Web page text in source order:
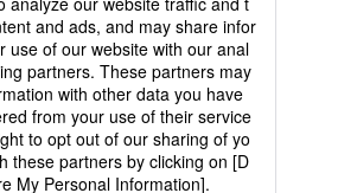
Specialized Servic
es
プロモーション
2026.06.16